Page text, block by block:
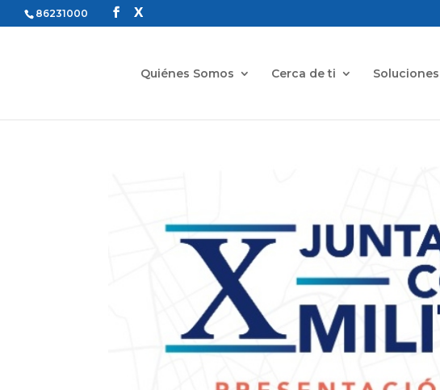
86231000
Quiénes Somos Cerca de ti Soluciones